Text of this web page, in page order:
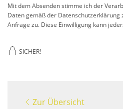
Mit dem Absenden stimme ich der
Daten gemäß der
Anfrage zu. Diese Einwilligung kann
SICHER!
Zur Übersicht